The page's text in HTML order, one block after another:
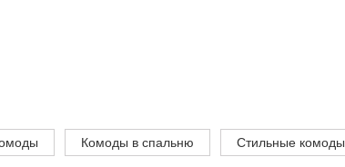
Комоды в спальню Стильные комоды